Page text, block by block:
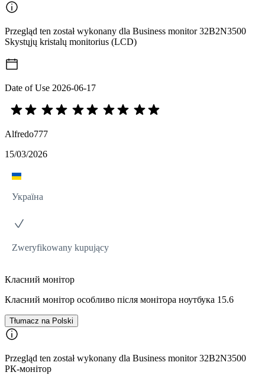
Przegląd ten został wykonany dla Business monitor 32B2N3500
Skystųjų kristalų monitorius (LCD)
Date of Use 2026-06-17
Alfredo777
15/03/2026
Україна
Zweryfikowany kupujący
Класний монітор
Класний монітор особливо після монітора ноутбука 15.6
Tłumacz na Polski
Przegląd ten został wykonany dla Business monitor 32B2N3500
РК-монітор